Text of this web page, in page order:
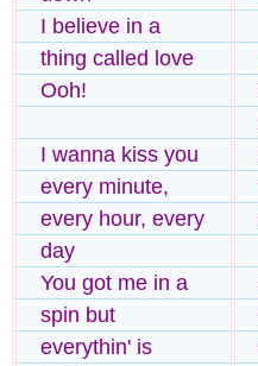
I believe in a
thing called love
Ooh!
I wanna kiss you
every minute,
every hour, every
day
You got me in a
spin but
everythin' is